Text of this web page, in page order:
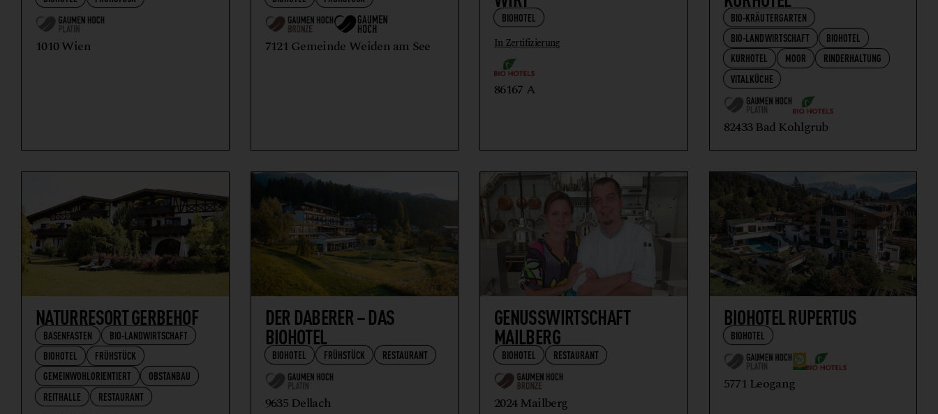
REITHALLE
RESTAURANT
RINDERHALTUNG
VITALKÜCHE
1010 Wien 7121 Gemeinde Weiden am See
BIOHOTEL
In Zertifizierung
86167 A
BIO-KRÄUTERGARTEN
BIO-LANDWIRTSCHAFT
BIOHOTEL
KURHOTEL
MOOR
RINDERHALTUNG
VITALKÜCHE
82433 Bad Kohlgrub
NATURRESORT GERBEHOF
BASENFASTEN
BIO-LANDWIRTSCHAFT
BIOHOTEL
FRÜHSTÜCK
GEMEINWOHLORIENTIERT
OBSTANBAU
REITHALLE
RESTAURANT
DER DABERER – DAS
BIOHOTEL
BIOHOTEL FRÜHSTÜCK RESTAURANT
9635 Dellach
GENUSSWIRTSCHAFT
MAILBERG
BIOHOTEL RESTAURANT
2024 Mailberg
BIOHOTEL RUPERTUS
BIOHOTEL
5771 Leogang